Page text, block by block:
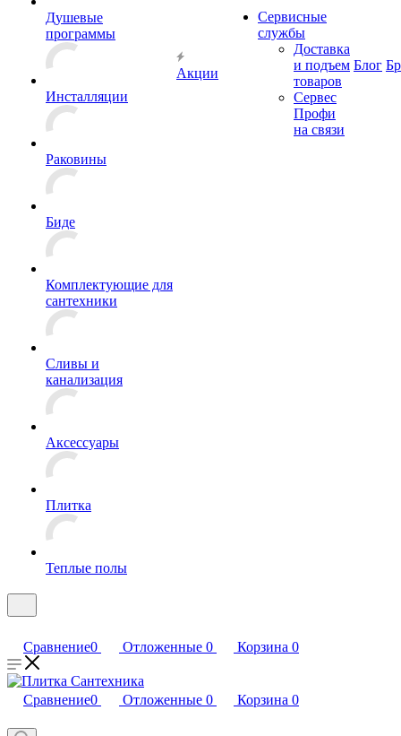
Душевые
программы
Инсталляции
Раковины
Биде
Комплектующие для
сантехники
Сливы и
канализация
Аксессуары
Плитка
Теплые полы
Акции
Сервисные
службы
Доставка
и подъем
товаров
Сервес
Профи
на связи
Блог
Сравнение0 Отложенные 0 Корзина 0
Сравнение0 Отложенные 0 Корзина 0